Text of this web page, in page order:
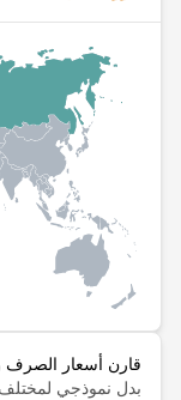
قارن أسعار الصرف
بدل نموذجي